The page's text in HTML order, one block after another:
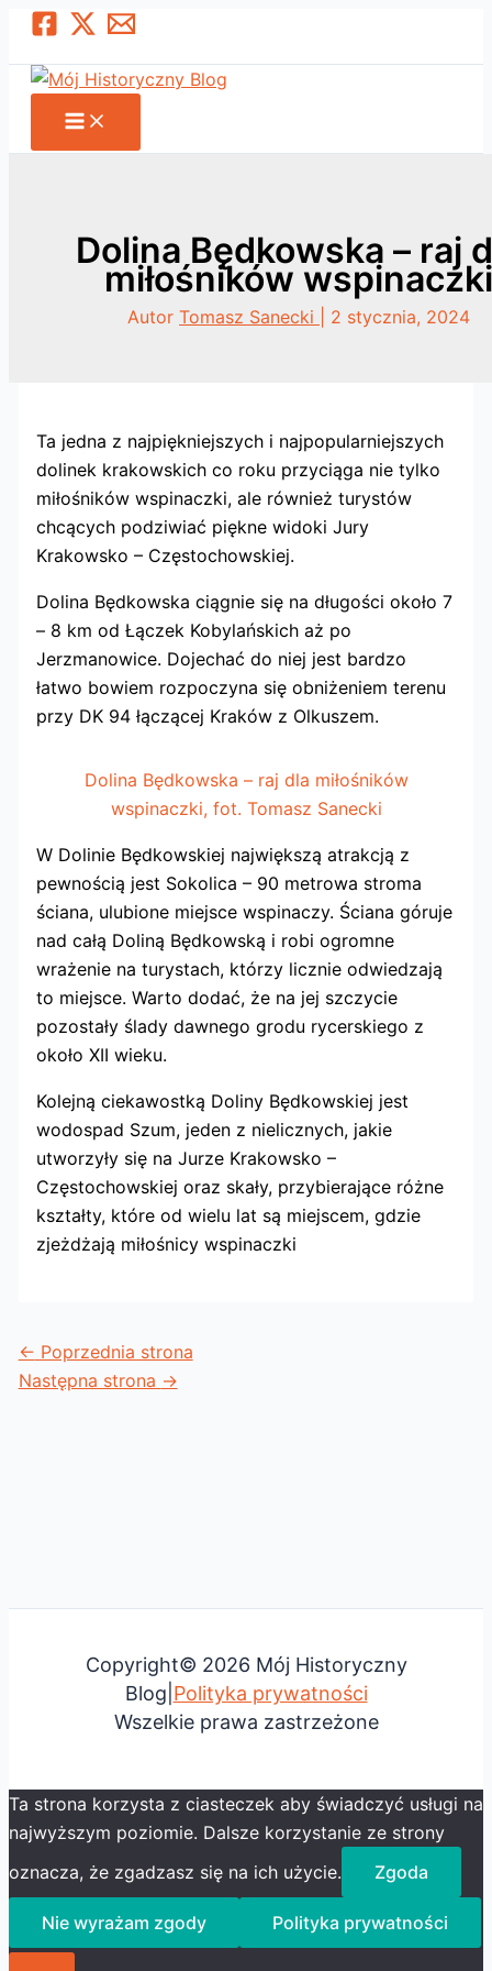
Przejdź
treści
Dolina Będkowska – raj
miłośników wspinaczki
Autor Tomasz Sanecki 2 stycznia, 2024
Ta jedna z najpiękniejszych i najpopularniejszych
dolinek krakowskich co roku przyciąga nie tylko
miłośników wspinaczki, ale również turystów
chcących podziwiać piękne widoki Jury
Krakowsko – Częstochowskiej.
Dolina Będkowska ciągnie się na długości około 7
– 8 km od Łączek Kobylańskich aż po
Jerzmanowice. Dojechać do niej jest bardzo
łatwo bowiem rozpoczyna się obniżeniem terenu
przy DK 94 łączącej Kraków z Olkuszem.
Dolina Będkowska – raj dla miłośników
wspinaczki, fot. Tomasz Sanecki
W Dolinie Będkowskiej największą atrakcją z
pewnością jest Sokolica – 90 metrowa stroma
ściana, ulubione miejsce wspinaczy. Ściana góruje
nad całą Doliną Będkowską i robi ogromne
wrażenie na turystach, którzy licznie odwiedzają
to miejsce. Warto dodać, że na jej szczycie
pozostały ślady dawnego grodu rycerskiego z
około XII wieku.
Kolejną ciekawostką Doliny Będkowskiej jest
wodospad Szum, jeden z nielicznych, jakie
utworzyły się na Jurze Krakowsko –
Częstochowskiej oraz skały, przybierające różne
kształty, które od wielu lat są miejscem, gdzie
zjeżdżają miłośnicy wspinaczki
← Poprzednia strona
Następna strona →
Copyright© 2026 Mój Historyczny
Blog| Polityka prywatności
Wszelkie prawa zastrzeżone
Ta strona korzysta z ciasteczek aby świadczyć usługi na
najwyższym poziomie. Dalsze korzystanie ze strony
oznacza, że zgadzasz się na ich użycie.
Zgoda
Nie wyrażam zgody Polityka prywatności